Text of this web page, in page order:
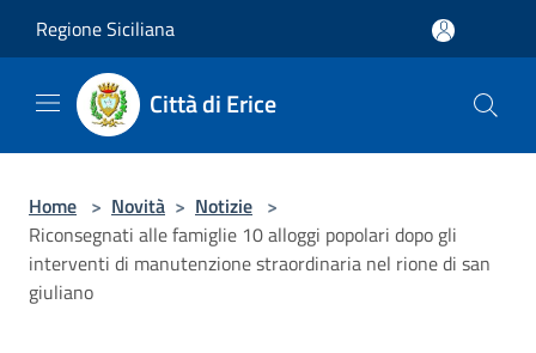
Regione Siciliana
Città di Erice
Home > Novità > Notizie >
Riconsegnati alle famiglie 10 alloggi popolari dopo gli
interventi di manutenzione straordinaria nel rione di san
giuliano